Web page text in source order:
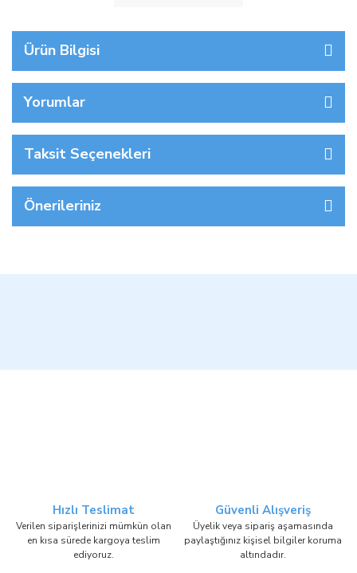
Ürün Bilgisi
Yorumlar
Taksit Seçenekleri
Önerileriniz
Hızlı Teslimat
Verilen siparişlerinizi mümkün olan
en kısa sürede kargoya teslim
ediyoruz.
Güvenli Alışveriş
Üyelik veya sipariş aşamasında
paylaştığınız kişisel bilgiler koruma
altındadır.